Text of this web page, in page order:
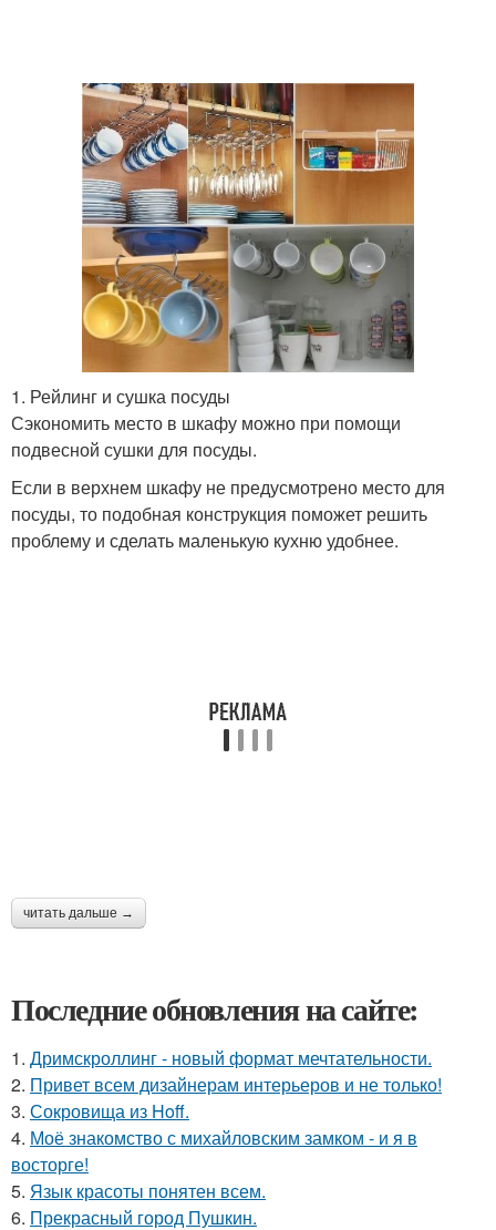
1. Рейлинг и сушка посуды
Сэкономить место в шкафу можно при помощи
подвесной сушки для посуды.
Если в верхнем шкафу не предусмотрено место для
посуды, то подобная конструкция поможет решить
проблему и сделать маленькую кухню удобнее.
читать дальше →
Последние обновления на сайте:
1. Дримскроллинг - новый формат мечтательности.
2. Привет всем дизайнерам интерьеров и не только!
3. Сокровища из Hoff.
4. Моё знакомство с михайловским замком - и я в
восторге!
5. Язык красоты понятен всем.
6. Прекрасный город Пушкин.